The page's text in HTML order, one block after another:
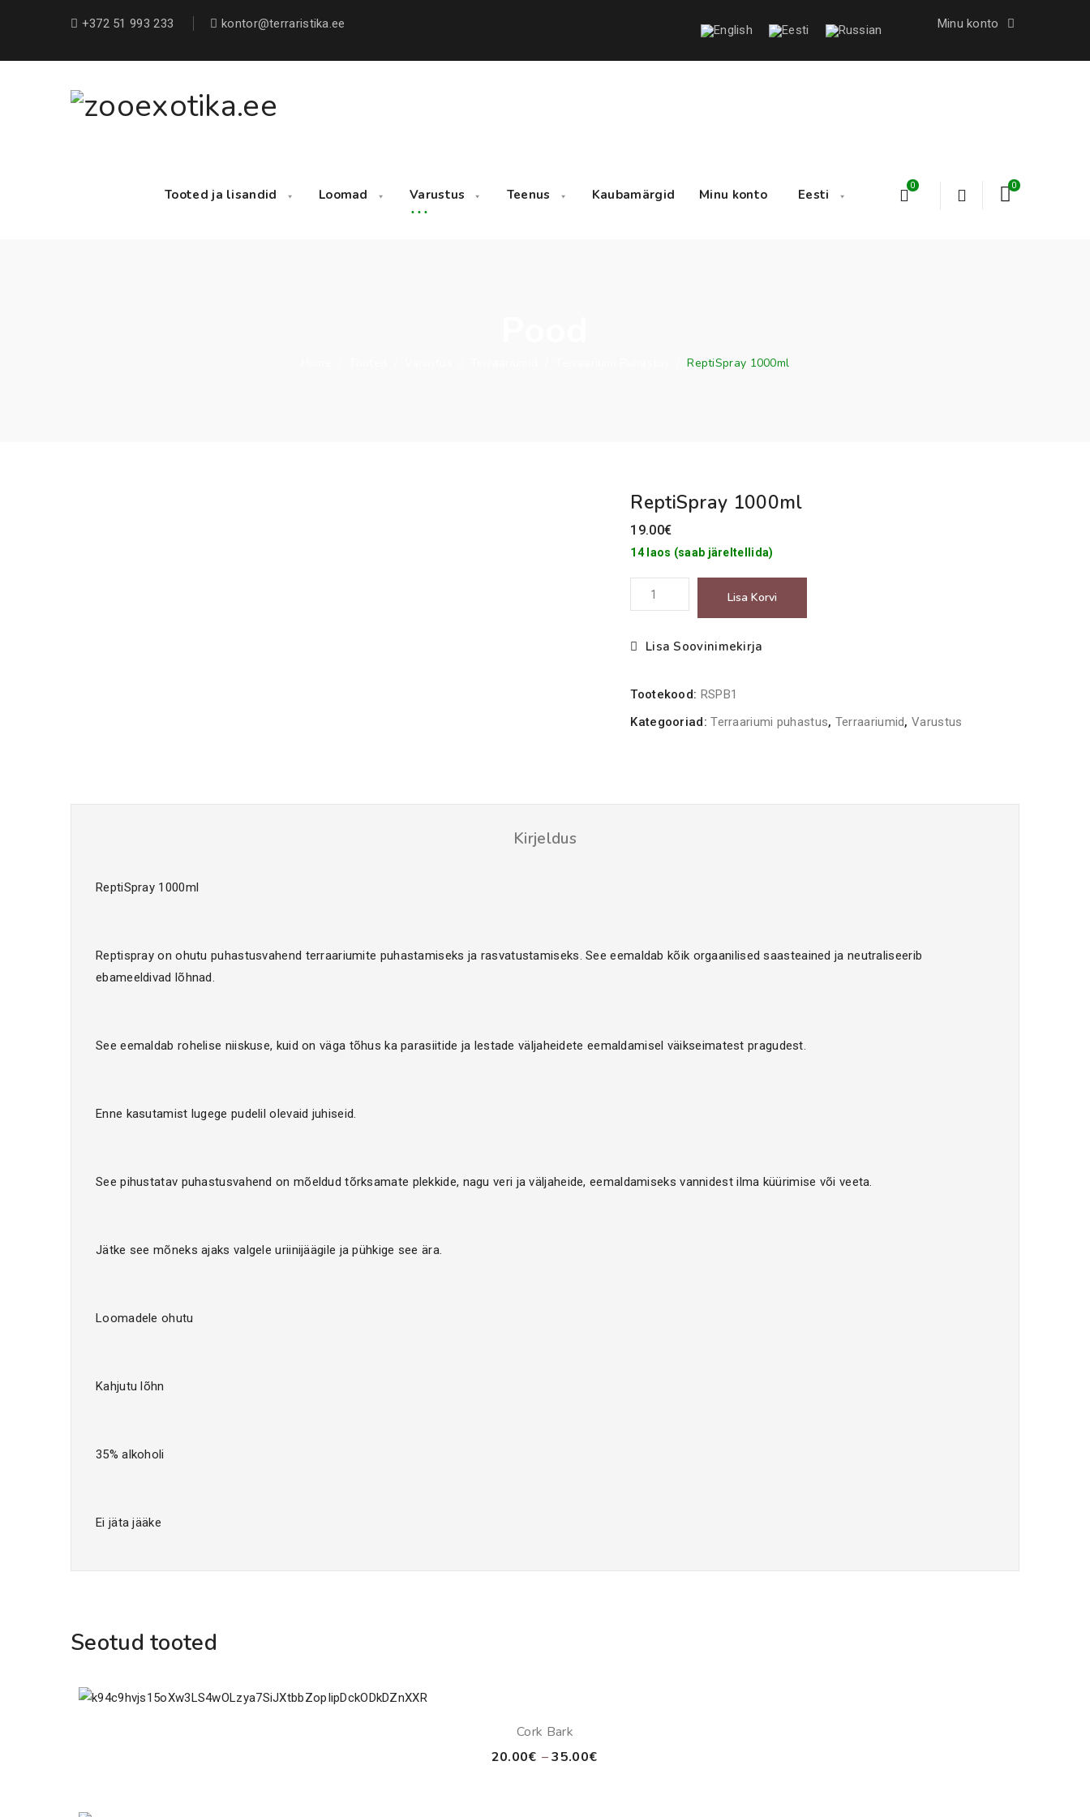
Minu konto
+372 51 993 233 kontor@terraristika.ee
0
0
Tooted ja lisandid Loomad Varustus Teenus Kaubamärgid Minu konto Eesti
/ReptiSpray 1000ml
ReptiSpray 1000ml
19.00€
14 laos (saab järeltellida)
ReptiSpray
1000ml
Lisa Korvi
Lisa Soovinimekirja
Tootekood: RSPB1
Kategooriad:Terraariumi puhastus, Terraariumid,Varustus
Kirjeldus
ReptiSpray 1000ml
Reptispray on ohutu puhastusvahend terraariumite puhastamiseks ja rasvatustamiseks. See eemaldab kõik orgaanilised saasteained ja neutraliseerib
ebameeldivad lõhnad.
See eemaldab rohelise niiskuse, kuid on väga tõhus ka parasiitide ja lestade väljaheidete eemaldamisel väikseimatest pragudest.
Enne kasutamist lugege pudelil olevaid juhiseid.
See pihustatav puhastusvahend on mõeldud tõrksamate plekkide, nagu veri ja väljaheide, eemaldamiseks vannidest ilma küürimise või veeta.
Jätke see mõneks ajaks valgele uriinijäägile ja pühkige see ära.
Loomadele ohutu
Kahjutu lõhn
35% alkoholi
Ei jäta jääke
Seotud tooted
Cork Bark
20.00€ – 35.00€